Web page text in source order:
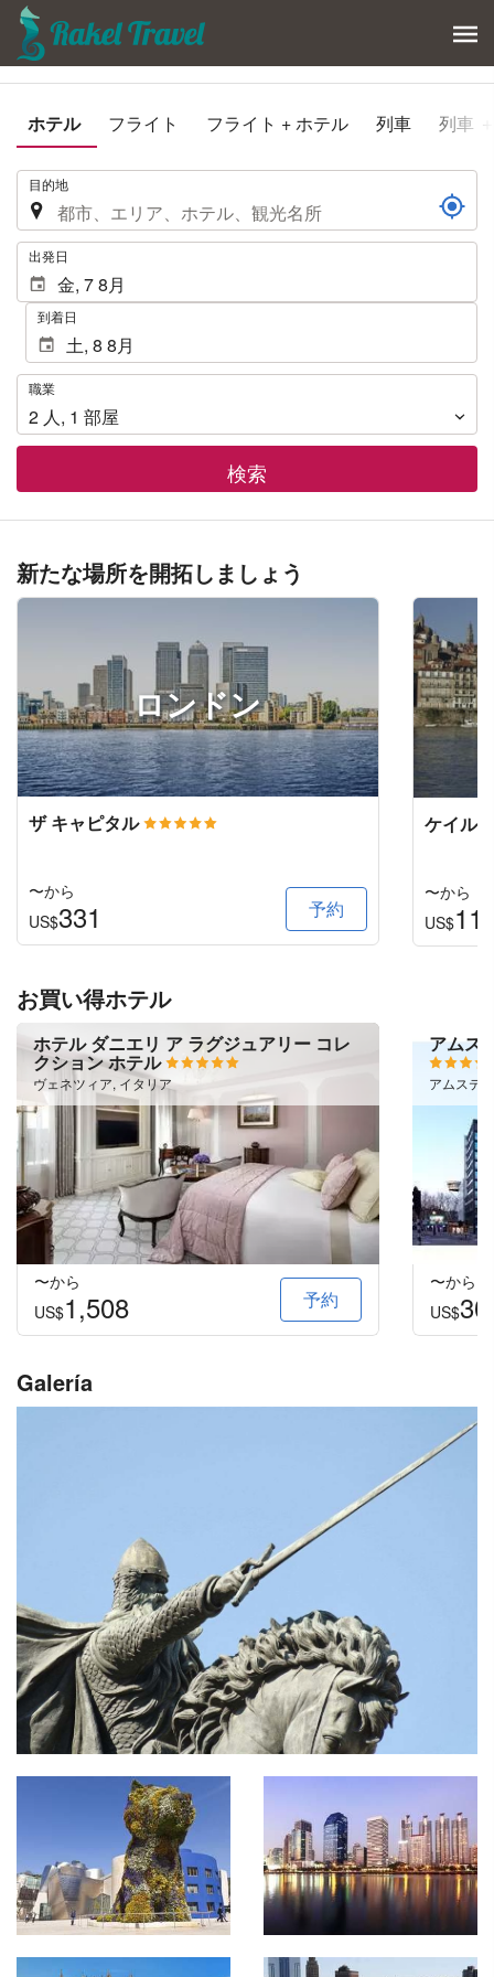
ホテル フライト フライト + ホテル 列車 列車
. 目的地
. 出発日
到着日
職
業
職業
2 人 , 1 部屋
検索
新たな場所を開拓しましょう
ロンドン
ザ キャピタル
〜から
US$331 予約
ケイル
〜から
US$
お買い得ホテル
ホテル ダニエリ ア ラグジュアリー コレ
クション ホテル
ヴェネツィア, イタリア
〜から
US$1,508 予約
アムス
アムステ
〜から
US$
Galería